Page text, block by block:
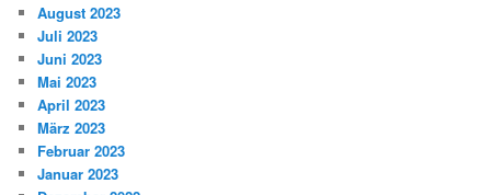
August 2023
Juli 2023
Juni 2023
Mai 2023
April 2023
März 2023
Februar 2023
Januar 2023